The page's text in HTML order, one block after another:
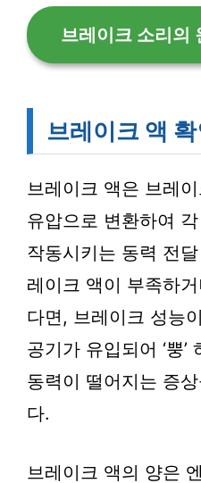
브레이크 소리의
브레이크 액
브레이크 액은 브레
유압으로 변환하여
작동시키는 동력 전
레이크 액이 부족하
다면, 브레이크 성능
공기가 유입되어 ‘뿡
동력이 떨어지는 증
다.
브레이크 액의 양은